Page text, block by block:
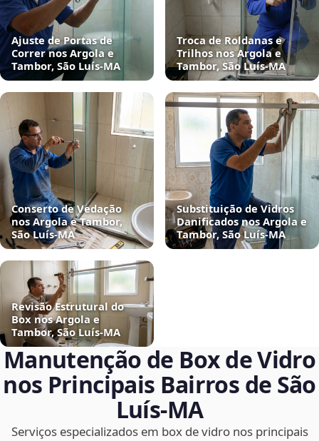
Ajuste de Portas de
Correr nos Argola e
Tambor, São Luís‑MA
Troca de Roldanas e
Trilhos nos Argola e
Tambor, São Luís‑MA
Conserto de Vedação
nos Argola e Tambor,
São Luís‑MA
Substituição de Vidros
Danificados nos Argola e
Tambor, São Luís‑MA
Revisão Estrutural do
Box nos Argola e
Tambor, São Luís‑MA
Manutenção de Box de Vidro
nos Principais Bairros de São
Luís‑MA
Serviços especializados em box de vidro nos principais